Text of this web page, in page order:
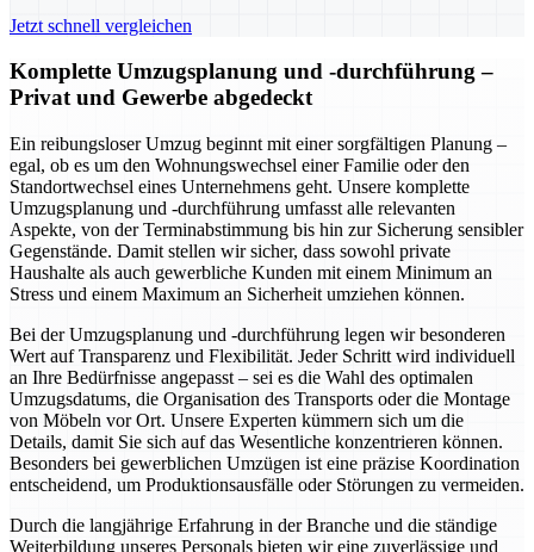
Jetzt schnell vergleichen
Komplette Umzugsplanung und -durchführung –
Privat und Gewerbe abgedeckt
Ein reibungsloser Umzug beginnt mit einer sorgfältigen Planung –
egal, ob es um den Wohnungswechsel einer Familie oder den
Standortwechsel eines Unternehmens geht. Unsere komplette
Umzugsplanung und -durchführung umfasst alle relevanten
Aspekte, von der Terminabstimmung bis hin zur Sicherung sensibler
Gegenstände. Damit stellen wir sicher, dass sowohl private
Haushalte als auch gewerbliche Kunden mit einem Minimum an
Stress und einem Maximum an Sicherheit umziehen können.
Bei der Umzugsplanung und -durchführung legen wir besonderen
Wert auf Transparenz und Flexibilität. Jeder Schritt wird individuell
an Ihre Bedürfnisse angepasst – sei es die Wahl des optimalen
Umzugsdatums, die Organisation des Transports oder die Montage
von Möbeln vor Ort. Unsere Experten kümmern sich um die
Details, damit Sie sich auf das Wesentliche konzentrieren können.
Besonders bei gewerblichen Umzügen ist eine präzise Koordination
entscheidend, um Produktionsausfälle oder Störungen zu vermeiden.
Durch die langjährige Erfahrung in der Branche und die ständige
Weiterbildung unseres Personals bieten wir eine zuverlässige und